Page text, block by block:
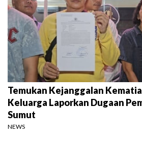
Temukan Kejanggalan
Keluarga Laporkan Dugaan
Sumut
NEWS